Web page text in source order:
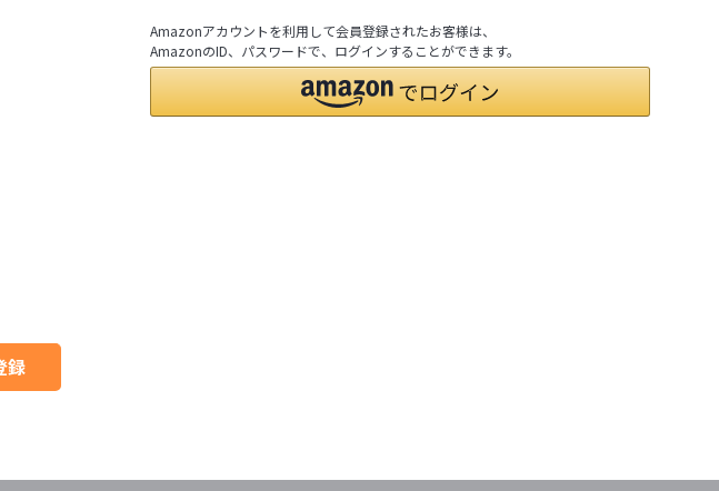
Amazonアカウントを利用して会員登録されたお客様は、
AmazonのID、パスワードで、ログインすることができます。